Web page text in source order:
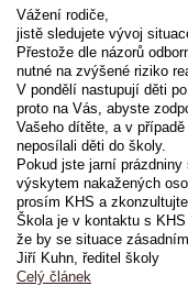
Vážení rodiče,
jistě sledujete vývoj
Přestože dle názorů
nutné na zvýšené riziko
V pondělí nastupují děti
proto na Vás, abyste
Vašeho dítěte, a v
neposílali děti do školy.
Pokud jste jarní
výskytem nakažených
prosím KHS a
Škola je v kontaktu s
že by se situace
Jiří Kuhn, ředitel školy
Celý článek